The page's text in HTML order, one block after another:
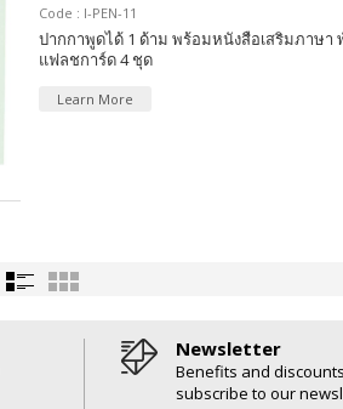
Code : I-PEN-11
ปากกาพูดได้ 1 ด้าม พร้อมหนังสือเสริมภาษา
แฟลชการ์ด 4 ชุด
Learn More
Newsletter
Benefits and
subscribe to our